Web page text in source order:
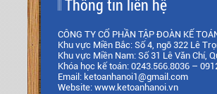
Thông tin liên hệ
CÔNG TY CỔ PHẦN TẬP ĐOÀN KẾ
Khu vực Miền Bắc: Số 4, ngõ 322 Lê
Khu vực Miền Nam: Số 31 Lê Văn Chí,
Khóa học kế toán: 0243.566.8036 –
Email: ketoanhanoi1@gmail.com
Website: www.ketoanhanoi.vn